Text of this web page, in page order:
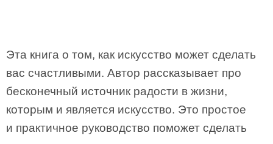
Эта книга о том, как искусство может сделать
вас счастливыми. Автор рассказывает про
бесконечный источник радости в жизни,
которым и является искусство. Это простое
и практичное руководство поможет сделать